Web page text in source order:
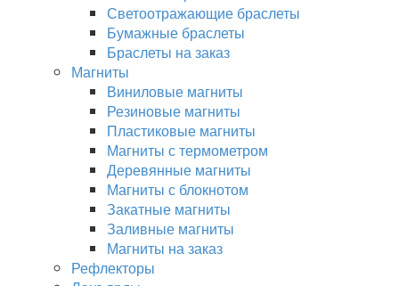
Светоотражающие браслеты
Бумажные браслеты
Браслеты на заказ
Магниты
Виниловые магниты
Резиновые магниты
Пластиковые магниты
Магниты с термометром
Деревянные магниты
Магниты с блокнотом
Закатные магниты
Заливные магниты
Магниты на заказ
Рефлекторы